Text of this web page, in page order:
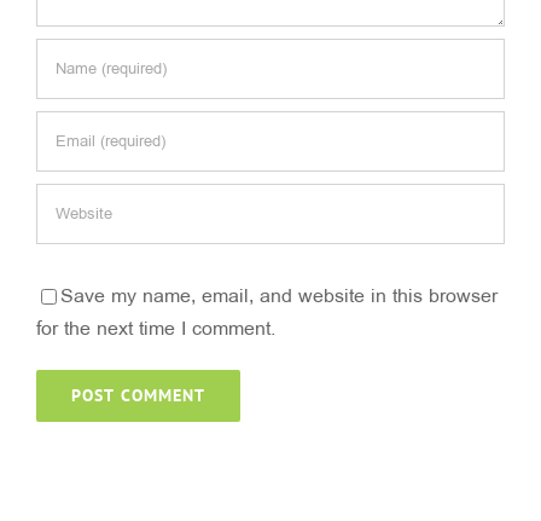
Save my name, email, and website in this browser
for the next time I comment.